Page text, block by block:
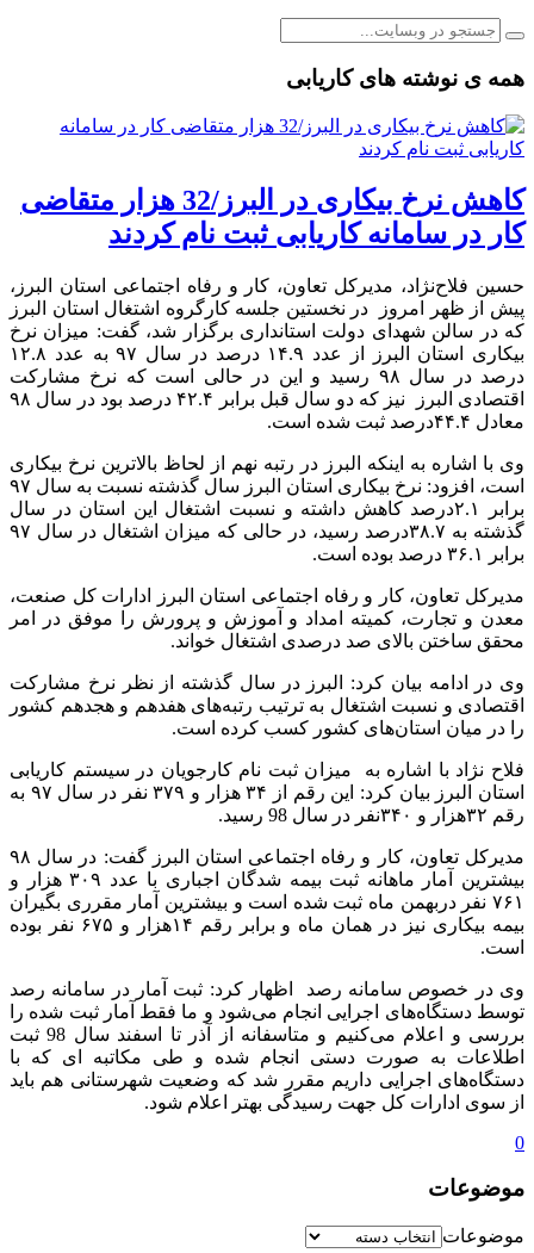
همه ی نوشته های کاریابی
کاهش نرخ بیکاری در البرز/32 هزار متقاضی
کار در سامانه کاریابی ثبت نام کردند
حسین‌ فلاح‌نژاد، مدیرکل تعاون، کار و رفاه اجتماعی استان البرز،
پیش از ظهر امروز در نخستین جلسه کارگروه اشتغال استان البرز
که در سالن شهدای دولت استانداری برگزار شد، گفت: میزان نرخ
بیکاری استان البرز از عدد ۱۴.۹ درصد در سال ۹۷ به عدد ۱۲.۸
درصد در سال ۹۸ رسید و این در حالی است که نرخ مشارکت
اقتصادی البرز نیز که دو سال قبل برابر ۴۲.۴ درصد بود در سال ۹۸
معادل ۴۴.۴درصد ثبت شده است.
وی با اشاره به اینکه البرز در رتبه نهم از لحاظ بالاترین نرخ بیکاری
است، افزود: نرخ بیکاری استان البرز سال گذشته نسبت به سال ۹۷
برابر ۲.۱درصد کاهش داشته و نسبت اشتغال این استان در سال
گذشته به ۳۸.۷درصد رسید، در حالی که میزان اشتغال در سال ۹۷
برابر ۳۶.۱ درصد بوده است.
مدیرکل تعاون، کار و رفاه اجتماعی استان البرز ادارات کل صنعت،
معدن و تجارت، کمیته امداد و آموزش و پرورش را موفق در امر
محقق ساختن بالای صد درصدی اشتغال خواند.
وی در ادامه بیان کرد: البرز در سال گذشته از نظر نرخ مشارکت
اقتصادی و نسبت اشتغال به ترتیب رتبه‌های هفدهم و هجدهم کشور
را در میان استان‌های کشور کسب کرده است.
فلاح نژاد با اشاره به میزان ثبت نام کارجویان در سیستم کاریابی
استان البرز بیان کرد: این رقم از ۳۴ هزار و ۳۷۹ نفر در سال ۹۷ به
رقم ۳۲هزار و ۳۴۰نفر در سال 98 رسید.
مدیرکل تعاون، کار و رفاه اجتماعی استان البرز گفت: در سال ۹۸
بیشترین آمار ماهانه ثبت بیمه شدگان اجباری با عدد ۳۰۹ هزار و
۷۶۱ نفر دربهمن ماه ثبت شده است و بیشترین آمار مقرری بگیران
بیمه بیکاری نیز در همان ماه و برابر رقم ۱۴هزار و ۶۷۵ نفر بوده
است.
وی در خصوص سامانه رصد اظهار کرد: ثبت آمار در سامانه رصد
توسط دستگاه‌های اجرایی انجام می‌شود و ما فقط آمار ثبت شده را
بررسی و اعلام می‌کنیم و متاسفانه از آذر تا اسفند سال 98 ثبت
اطلاعات به صورت دستی انجام شده و طی مکاتبه ای که با
دستگاه‌های اجرایی داریم مقرر شد که وضعیت شهرستانی هم باید
از سوی ادارات کل جهت رسیدگی بهتر اعلام شود.
0
موضوعات
موضوعات